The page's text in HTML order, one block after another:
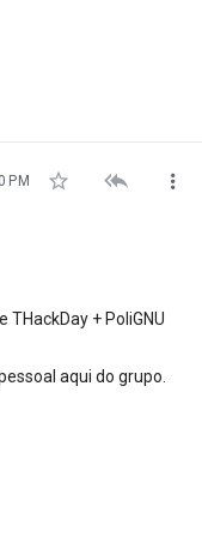
PM   
+ PoliGNU
aqui do grupo.